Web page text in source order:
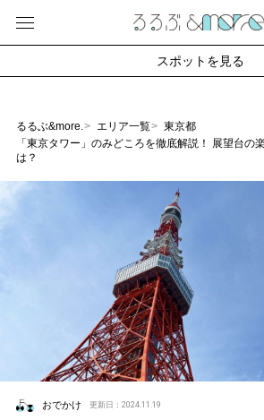
るるぶ&more. エリア一覧
東京都
「東京タワー」のみどころを徹底解説！ 展望台の
は？
おでかけ 更新日：2024.11.19
スポットを見る